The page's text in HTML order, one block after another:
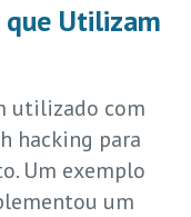
que Utilizam
utilizado com
hacking para
Um exemplo
um